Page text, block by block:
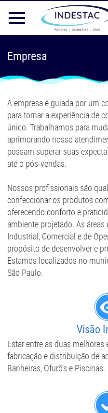
Empresa
A empresa é guiada por um
para tornar a experiência de
único. Trabalhamos para
aprimorando nosso
possam superar suas
até o pós-vendas.
Nossos profissionais são
confeccionar os produtos
oferecendo conforto e
ambiente projetado. As
Industrial, Comercial e de
propósito de desenvolver e
Estamos localizados no
São Paulo.
​Visão
Estar entre as duas melhores
fabricação e distribuição de
Banheiras, Ofurô’s e Piscinas.